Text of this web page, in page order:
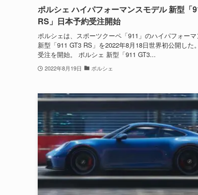
ポルシェ ハイパフォーマンスモデル 新型「
RS」日本予約受注開始
ポルシェは、スポーツクーペ「911」のハイパフォーマ
新型「911 GT3 RS」を2022年8月18日世界初公開した
受注を開始。 ポルシェ 新型「911 GT3...
2022年8月19日 ポルシェ